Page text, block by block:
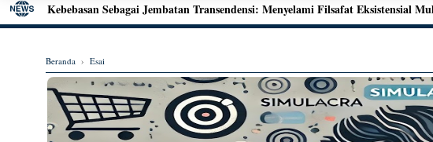
Menjawab Tantangan Zaman: Literasi Pendidikan Karakter dan Dialog Sains
Henri Bergson: Vitalisme dan Intuisi
Momen Terakhir Plato
Locke dan Pertanyaan Seputar Identitas Diri
Augustine on Happiness and Time
Seni Menarik Kesimpulan ala Bertrand Russel
Beranda › Esai